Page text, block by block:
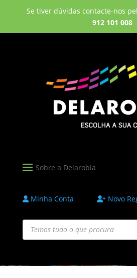
Se tiver dúvidas contacte-nos
912 101 008
Minha Conta Novo
Products
search